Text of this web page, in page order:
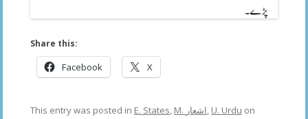
Share this:
Facebook X
This entry was posted in E. States, M. اشعار, U. Urdu on